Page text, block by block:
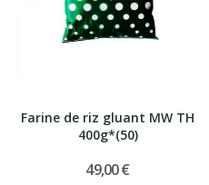
Farine de riz gluant MW TH
400g*(50)
49,00 €